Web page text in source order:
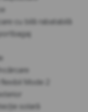
cu bilă rabatabilă
Mode 2
solară